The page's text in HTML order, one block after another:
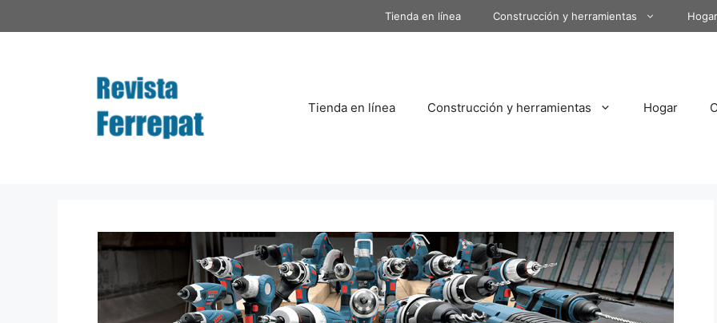
al
Tienda en línea Construcción y herramientas Hogar
Tienda en línea Construcción y herramientas Hogar